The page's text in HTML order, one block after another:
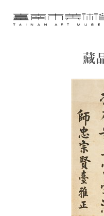
臺南市美
網頁導覽